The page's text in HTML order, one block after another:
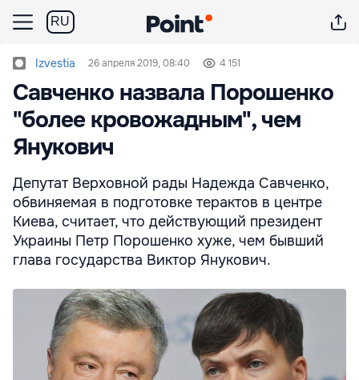
RU
Izvestia 26 апреля 2019, 08:40 4 151
Савченко назвала Порошенко
"более кровожадным", чем
Янукович
Депутат Верховной рады Надежда Савченко,
обвиняемая в подготовке терактов в центре
Киева, считает, что действующий президент
Украины Петр Порошенко хуже, чем бывший
глава государства Виктор Янукович.